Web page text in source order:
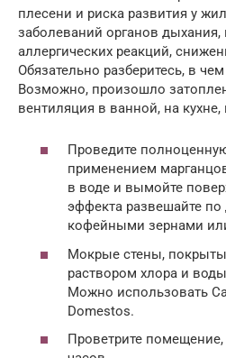
плесени и риска развития у
заболеваний органов дыхания,
аллергических реакций,
Обязательно разберитесь, в
Возможно, произошло
вентиляция в ванной, на кухне,
Проведите
применением
в воде и вымойте
эффекта развешайте
кофейными зернами
Мокрые стены,
раствором хлора и
Можно использовать
Domestos.
Проветрите